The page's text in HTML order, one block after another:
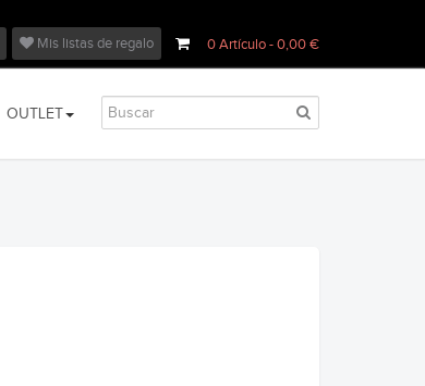
0Artículo- 0,00 €
Mis listas de regalo
OUTLET